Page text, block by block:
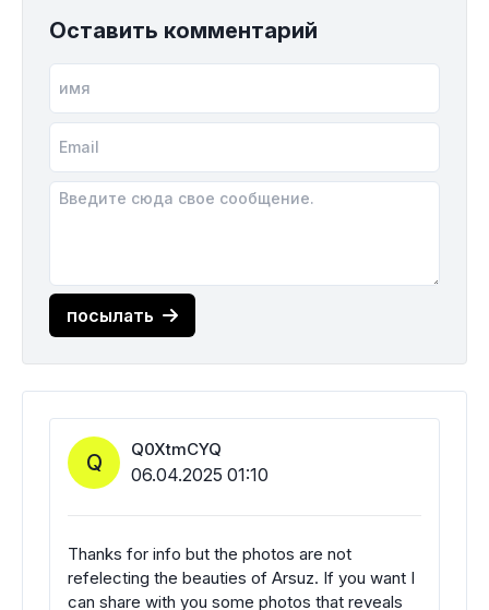
Оставить комментарий
посылать
Q Q0XtmCYQ
06.04.2025 01:10
Thanks for info but the photos are not
refelecting the beauties of Arsuz. If you want I
can share with you some photos that reveals